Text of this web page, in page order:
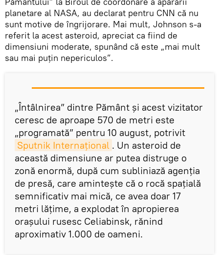
planetare al NASA, au declarat pentru CNN că nu
sunt motive de îngrijorare. Mai mult, Johnson s-a
referit la acest asteroid, apreciat ca fiind de
dimensiuni moderate, spunând că este „mai mult
sau mai puțin nepericulos”.
„Întâlnirea” dintre Pământ şi acest vizitator
ceresc de aproape 570 de metri este
„programată” pentru 10 august, potrivit
Sputnik Internaţional . Un asteroid de
această dimensiune ar putea distruge o
zonă enormă, după cum subliniază agenţia
de presă, care aminteşte că o rocă spațială
semnificativ mai mică, ce avea doar 17
metri lățime, a explodat în apropierea
orașului rusesc Celiabinsk, rănind
aproximativ 1.000 de oameni.